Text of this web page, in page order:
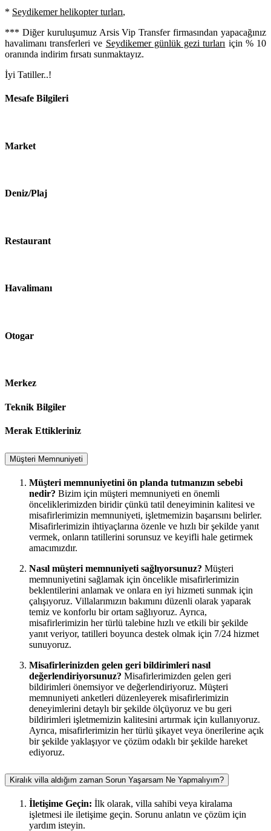
* Seydikemer helikopter turları,
*** Diğer kuruluşumuz Arsis Vip Transfer firmasından yapacağınız
havalimanı transferleri ve Seydikemer günlük gezi turları için % 10
oranında indirim fırsatı sunmaktayız.
İyi Tatiller..!
Mesafe Bilgileri
Market
Deniz/Plaj
Restaurant
Havalimanı
Otogar
Merkez
Teknik Bilgiler
Merak Ettikleriniz
Müşteri Memnuniyeti
Müşteri memnuniyetini ön planda tutmanızın sebebi
nedir? Bizim için müşteri memnuniyeti en önemli
önceliklerimizden biridir çünkü tatil deneyiminin kalitesi ve
misafirlerimizin memnuniyeti, işletmemizin başarısını belirler.
Misafirlerimizin ihtiyaçlarına özenle ve hızlı bir şekilde yanıt
vermek, onların tatillerini sorunsuz ve keyifli hale getirmek
amacımızdır.
Nasıl müşteri memnuniyeti sağlıyorsunuz? Müşteri
memnuniyetini sağlamak için öncelikle misafirlerimizin
beklentilerini anlamak ve onlara en iyi hizmeti sunmak için
çalışıyoruz. Villalarımızın bakımını düzenli olarak yaparak
temiz ve konforlu bir ortam sağlıyoruz. Ayrıca,
misafirlerimizin her türlü talebine hızlı ve etkili bir şekilde
yanıt veriyor, tatilleri boyunca destek olmak için 7/24 hizmet
sunuyoruz.
Misafirlerinizden gelen geri bildirimleri nasıl
değerlendiriyorsunuz? Misafirlerimizden gelen geri
bildirimleri önemsiyor ve değerlendiriyoruz. Müşteri
memnuniyeti anketleri düzenleyerek misafirlerimizin
deneyimlerini detaylı bir şekilde ölçüyoruz ve bu geri
bildirimleri işletmemizin kalitesini artırmak için kullanıyoruz.
Ayrıca, misafirlerimizin her türlü şikayet veya önerilerine açık
bir şekilde yaklaşıyor ve çözüm odaklı bir şekilde hareket
ediyoruz.
Kiralık villa aldığım zaman Sorun Yaşarsam Ne Yapmalıyım?
İletişime Geçin: İlk olarak, villa sahibi veya kiralama
işletmesi ile iletişime geçin. Sorunu anlatın ve çözüm için
yardım isteyin.